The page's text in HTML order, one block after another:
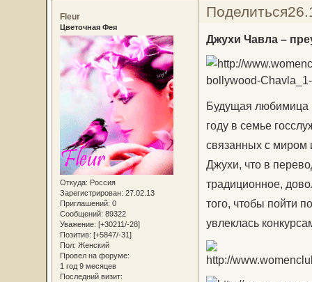
Поделиться
Fleur
Цветочная Фея
Откуда: Россия
Зарегистрирован: 27.02.13
Приглашений: 0
Сообщений: 89322
Уважение: [+30211/-28]
Позитив: [+5847/-31]
Пол: Женский
Провел на форуме:
1 год 9 месяцев
Последний визит:
Джухи Чавла –
Будущая любимица
году в семье
связанных с миром
Джухи, что в
традиционное,
того, чтобы пойти
увлеклась